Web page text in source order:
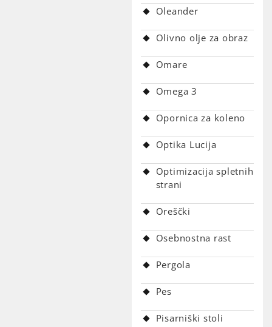
Oleander
Olivno olje za obraz
Omare
Omega 3
Opornica za koleno
Optika Lucija
Optimizacija spletnih
strani
Oreščki
Osebnostna rast
Pergola
Pes
Pisarniški stoli